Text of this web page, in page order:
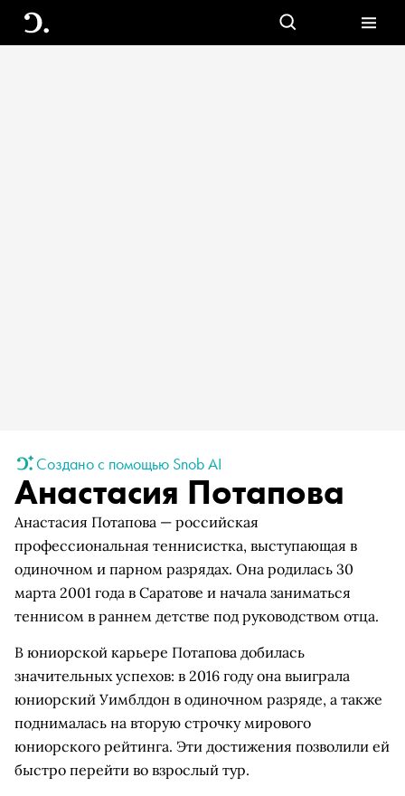
Создано с помощью Snob AI
Анастасия Потапова
Анастасия Потапова — российская
профессиональная теннисистка, выступающая в
одиночном и парном разрядах. Она родилась 30
марта 2001 года в Саратове и начала заниматься
теннисом в раннем детстве под руководством отца.
В юниорской карьере Потапова добилась
значительных успехов: в 2016 году она выиграла
юниорский Уимблдон в одиночном разряде, а также
поднималась на вторую строчку мирового
юниорского рейтинга. Эти достижения позволили ей
быстро перейти во взрослый тур.